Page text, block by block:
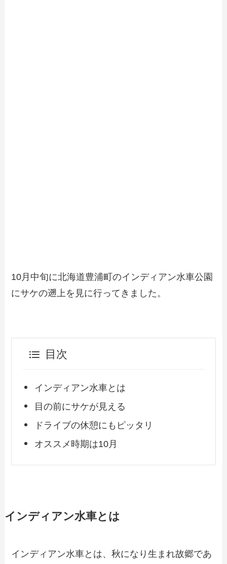
10月中旬に北海道豊浦町のインディアン水車公園
にサケの遡上を見に行ってきました。
目次
インディアン水車とは
目の前にサケが見える
ドライブの休憩にもピッタリ
オススメ時期は10月
インディアン水車とは
インディアン水車とは、秋になり生まれ故郷であ